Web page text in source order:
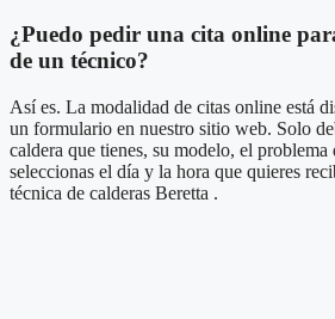
¿Puedo pedir una cita online
de un técnico?
Así es. La modalidad de citas online está
un formulario en nuestro sitio web. Solo
caldera que tienes, su modelo, el
seleccionas el día y la hora que quieres
técnica de calderas Beretta .